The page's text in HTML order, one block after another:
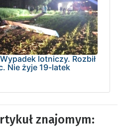
Wypadek lotniczy. Rozbił
Nie żyje 19-latek
znajomym: